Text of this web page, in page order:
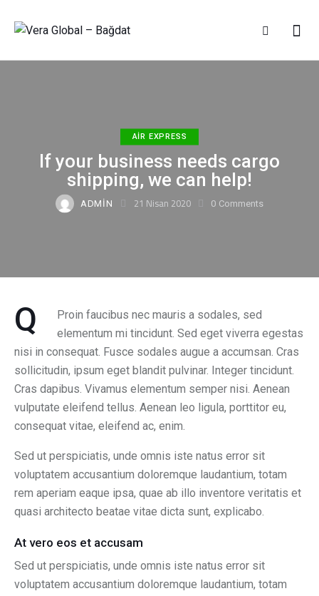
AIR EXPRESS
If your business needs cargo
shipping, we can help!
ADMIN 21 Nisan 2020 0 Comments
Q
Proin faucibus nec mauris a sodales, sed
elementum mi tincidunt. Sed eget viverra egestas
nisi in consequat. Fusce sodales augue a accumsan. Cras
sollicitudin, ipsum eget blandit pulvinar. Integer tincidunt.
Cras dapibus. Vivamus elementum semper nisi. Aenean
vulputate eleifend tellus. Aenean leo ligula, porttitor eu,
consequat vitae, eleifend ac, enim.
Sed ut perspiciatis, unde omnis iste natus error sit
voluptatem accusantium doloremque laudantium, totam
rem aperiam eaque ipsa, quae ab illo inventore veritatis et
quasi architecto beatae vitae dicta sunt, explicabo.
At vero eos et accusam
Sed ut perspiciatis, unde omnis iste natus error sit
voluptatem accusantium doloremque laudantium, totam